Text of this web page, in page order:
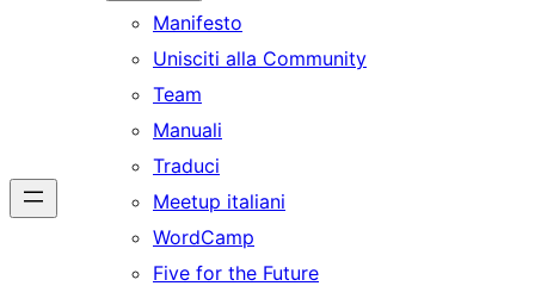
Manifesto
Unisciti alla Community
Team
Manuali
Traduci
Meetup italiani
WordCamp
Five for the Future